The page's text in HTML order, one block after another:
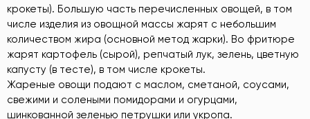
крокеты). Большую часть перечисленных овощей, в том
числе изделия из овощной массы жарят с небольшим
количеством жира (основной метод жарки). Во фритюре
жарят картофель (сырой), репчатый лук, зелень, цветную
капусту (в тесте), в том числе крокеты.
Жареные овощи подают с маслом, сметаной, соусами,
свежими и солеными помидорами и огурцами,
шинкованной зеленью петрушки или укропа.